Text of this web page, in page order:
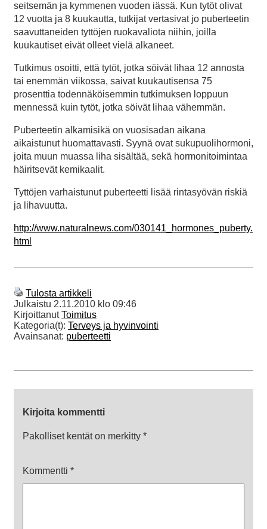
seitsemän ja kymmenen vuoden iässä. Kun tytöt olivat
12 vuotta ja 8 kuukautta, tutkijat vertasivat jo puberteetin
saavuttaneiden tyttöjen ruokavaliota niihin, joilla
kuukautiset eivät olleet vielä alkaneet.
Tutkimus osoitti, että tytöt, jotka söivät lihaa 12 annosta
tai enemmän viikossa, saivat kuukautisensa 75
prosenttia todennäköisemmin tutkimuksen loppuun
mennessä kuin tytöt, jotka söivät lihaa vähemmän.
Puberteetin alkamisikä on vuosisadan aikana
aikaistunut huomattavasti. Syynä ovat sukupuolihormoni,
joita muun muassa liha sisältää, sekä hormonitoimintaa
häiritsevät kemikaalit.
Tyttöjen varhaistunut puberteetti lisää rintasyövän riskiä
ja lihavuutta.
http://www.naturalnews.com/030141_hormones_puberty.
html
Tulosta artikkeli
Julkaistu 2.11.2010 klo 09:46
KirjoittanutToimitus
Kategoria(t): Terveys ja hyvinvointi
Avainsanat: puberteetti
Kirjoita kommentti
Pakolliset kentät on merkitty *
Kommentti *